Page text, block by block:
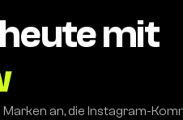
mit
an, die Instagram-